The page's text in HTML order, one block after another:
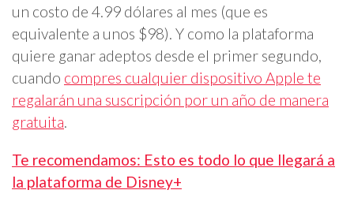
un costo de 4.99 dólares al mes (que es
equivalente a unos $98). Y como la plataforma
quiere ganar adeptos desde el primer segundo,
cuando compres cualquier dispositivo Apple te
regalarán una suscripción por un año de manera
gratuita.
Te recomendamos: Esto es todo lo que llegará a
la plataforma de Disney+